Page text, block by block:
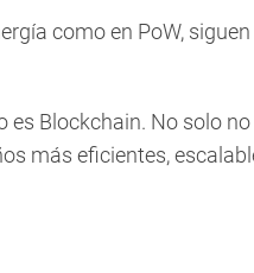
como en PoW,
Blockchain. No solo
más eficientes,